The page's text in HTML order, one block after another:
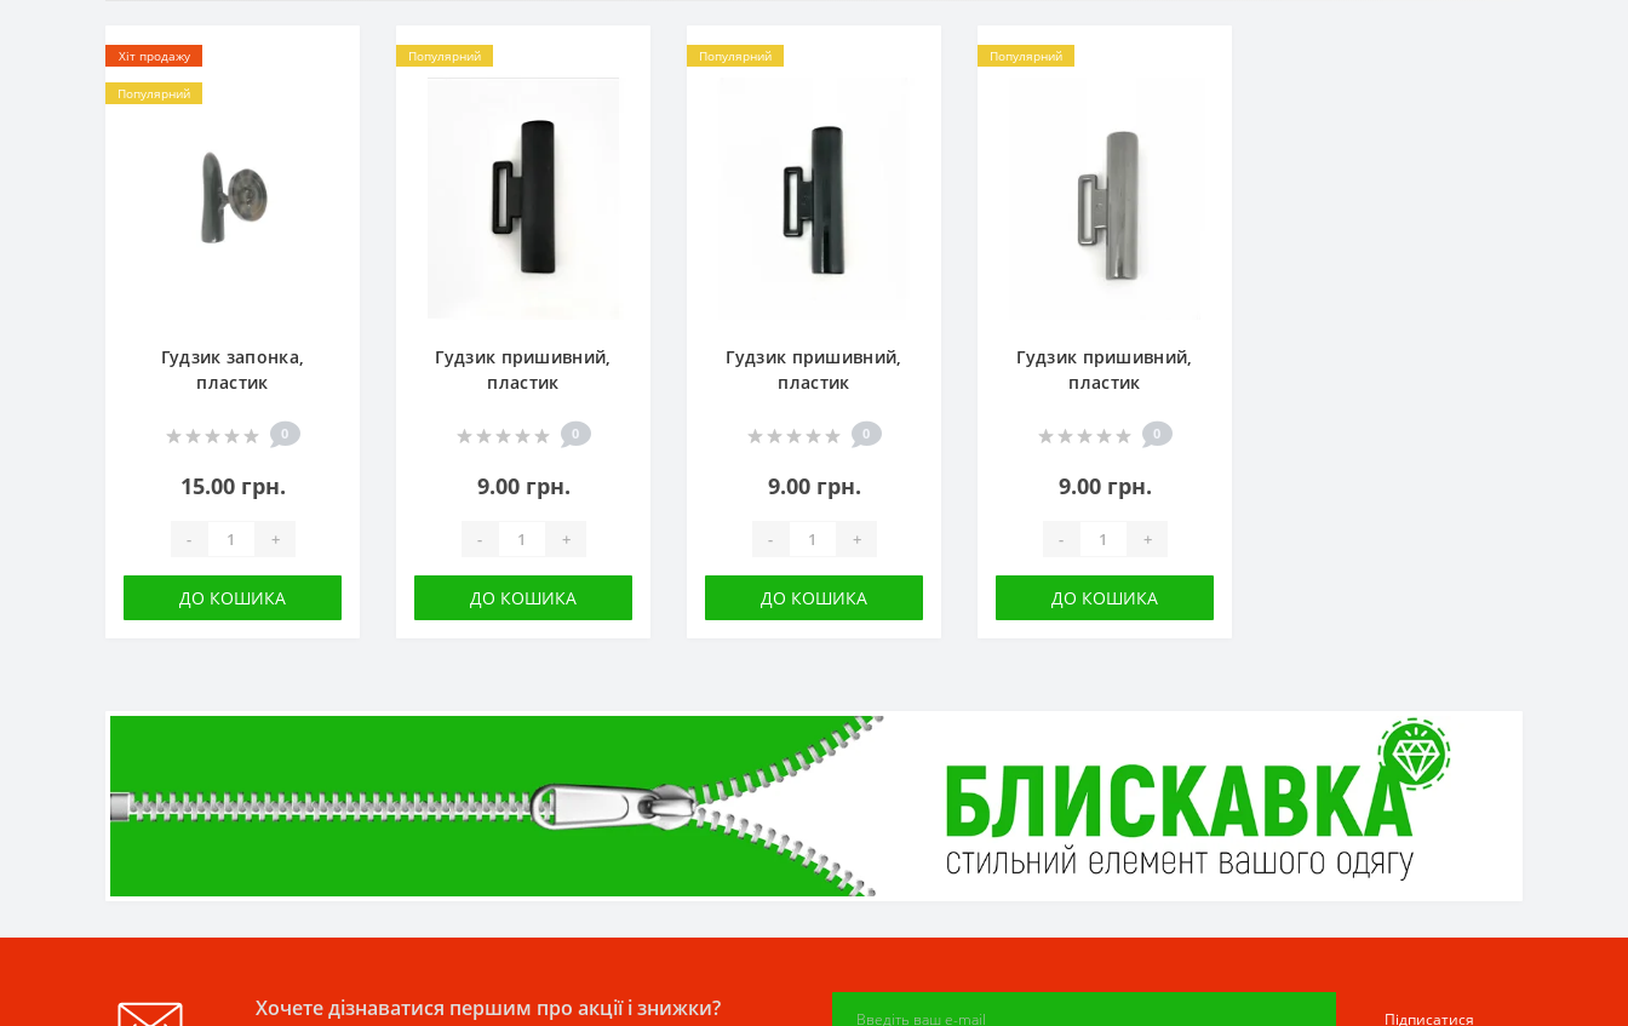
Хіт продажу
Популярний
Гудзик запонка,
пластик
0
15.00 грн.
- +
ДО КОШИКА
Популярний
Гудзик пришивний,
пластик
0
9.00 грн.
- +
ДО КОШИКА
Популярний
Гудзик пришивний,
пластик
0
9.00 грн.
- +
ДО КОШИКА
Популярний
Гудзик пришивний,
пластик
0
9.00 грн.
- +
ДО КОШИКА
Хочете дізнаватися першим про акції і знижки? Підписатися